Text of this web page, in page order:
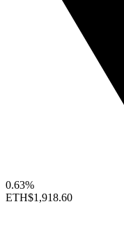
0.63%
ETH$1,918.60